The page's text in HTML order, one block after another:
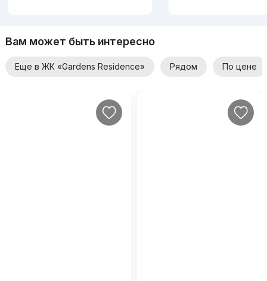
Вам может быть интересно
Еще в ЖК «Gardens Residence» Рядом По цене